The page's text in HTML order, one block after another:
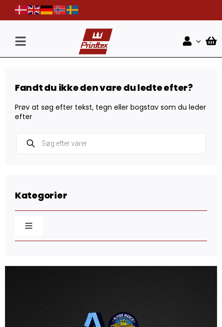
content
Toggle
Shop
Nyheder
Kontakt
Kategorier
Toggle
Navigation
Caps & Beklædning
Fandt du ikke den vare du ledte efter?
Prøv at søg efter tekst, tegn eller bogstav som du leder
efter
search